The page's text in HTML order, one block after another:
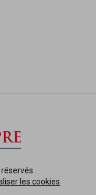
les cookies